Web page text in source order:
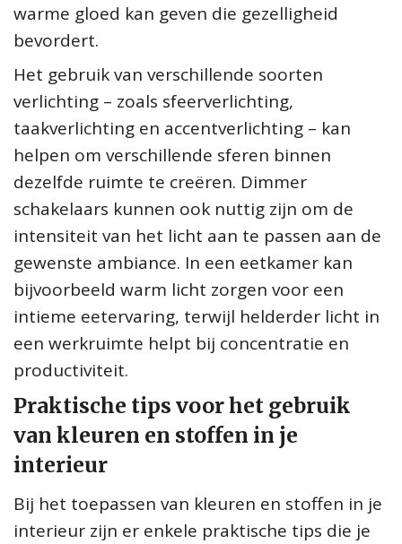
warme gloed kan geven die gezelligheid
bevordert.
Het gebruik van verschillende soorten
verlichting – zoals sfeerverlichting,
taakverlichting en accentverlichting – kan
helpen om verschillende sferen binnen
dezelfde ruimte te creëren. Dimmer
schakelaars kunnen ook nuttig zijn om de
intensiteit van het licht aan te passen aan de
gewenste ambiance. In een eetkamer kan
bijvoorbeeld warm licht zorgen voor een
intieme eetervaring, terwijl helderder licht in
een werkruimte helpt bij concentratie en
productiviteit.
Praktische tips voor het gebruik
van kleuren en stoffen in je
interieur
Bij het toepassen van kleuren en stoffen in je
interieur zijn er enkele praktische tips die je